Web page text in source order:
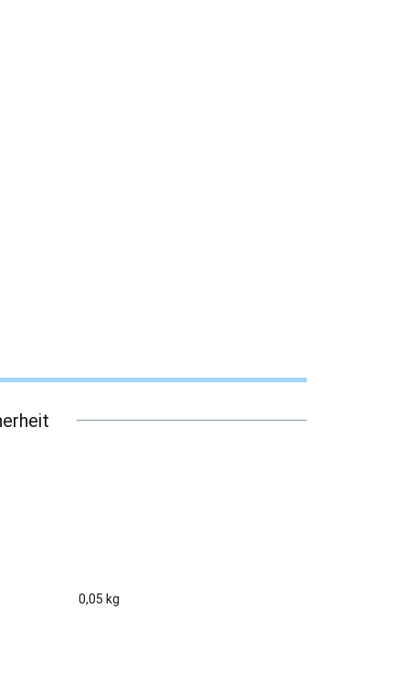
0,05 kg